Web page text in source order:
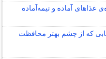
غذاهای آماده و نیمه‌آماده
که از چشم بهتر محافظت